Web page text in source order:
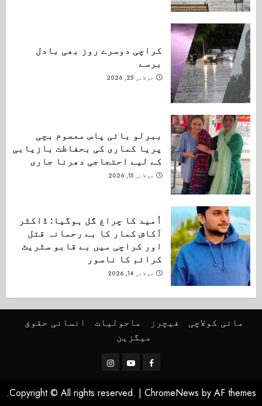
کراچی دوسرے روز بھی بادل
برسے
جولائی 25, 2026
ببرلو بائی پاس معصوم بچی
پریا کماری کی بحفاظت بازیابی
کے لیے احتجاجی دھرنا جاری
جولائی 15, 2026
اُمید کا چراغ گل ہوگیا: ڈاکٹر
آکاش کمار کا بے رحمانہ قتل
اور کراچی میں بے قابو سٹریٹ
کرائم کا ناسور
جولائی 14, 2026
مائی کولاچی فیچرز ماحولیات
انسانی حقوق
میگزین
Facebook
Youtube
Instagram
Copyright © All rights reserved. | ChromeNews by AF themes.